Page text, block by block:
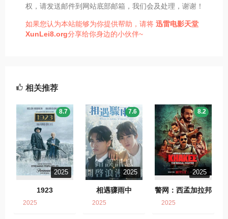
权，请发送邮件到网站底部邮箱，我们会及处理，谢谢！
如果您认为本站能够为你提供帮助，请将 迅雷电影天堂
XunLei8.org分享给你身边的小伙伴~
相关推荐
2025
1923
8.7
2025
2025
相遇骤雨中
7.6
2025
2025
警网：西孟加拉邦
8.2
2025